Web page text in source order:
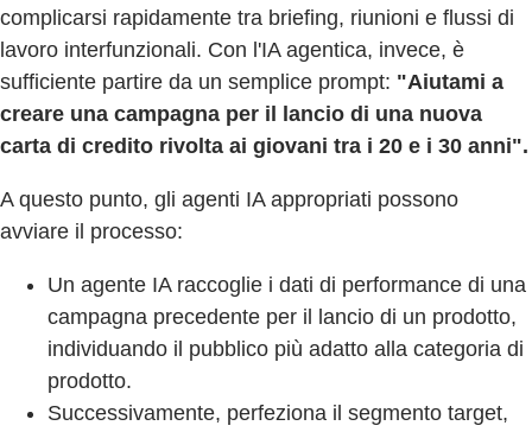
complicarsi rapidamente tra briefing, riunioni e flussi di
lavoro interfunzionali. Con l'IA agentica, invece, è
sufficiente partire da un semplice prompt: "Aiutami a
creare una campagna per il lancio di una nuova
carta di credito rivolta ai giovani tra i 20 e i 30 anni".
A questo punto, gli agenti IA appropriati possono
avviare il processo:
Un agente IA raccoglie i dati di performance di una
campagna precedente per il lancio di un prodotto,
individuando il pubblico più adatto alla categoria di
prodotto.
Successivamente, perfeziona il segmento target,